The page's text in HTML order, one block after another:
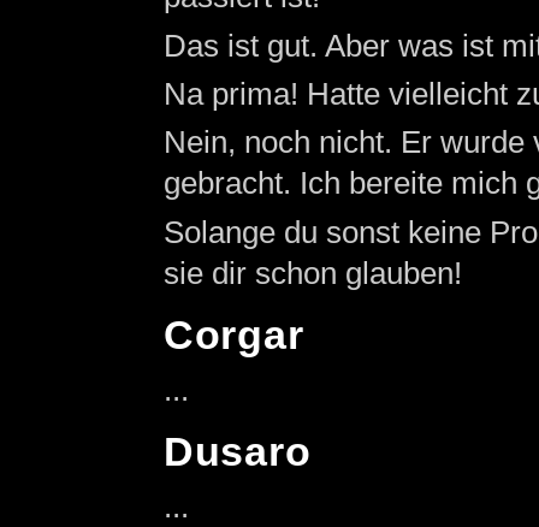
Das ist gut. Aber was ist
Na prima! Hatte vielleicht
Nein, noch nicht. Er
gebracht. Ich bereite mich
Solange du sonst keine
sie dir schon glauben!
Corgar
...
Dusaro
...